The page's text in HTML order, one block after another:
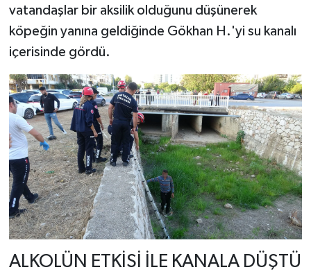
vatandaşlar bir aksilik olduğunu düşünerek
köpeğin yanına geldiğinde Gökhan H.'yi su kanalı
içerisinde gördü.
ALKOLÜN ETKİSİ İLE KANALA DÜŞTÜ